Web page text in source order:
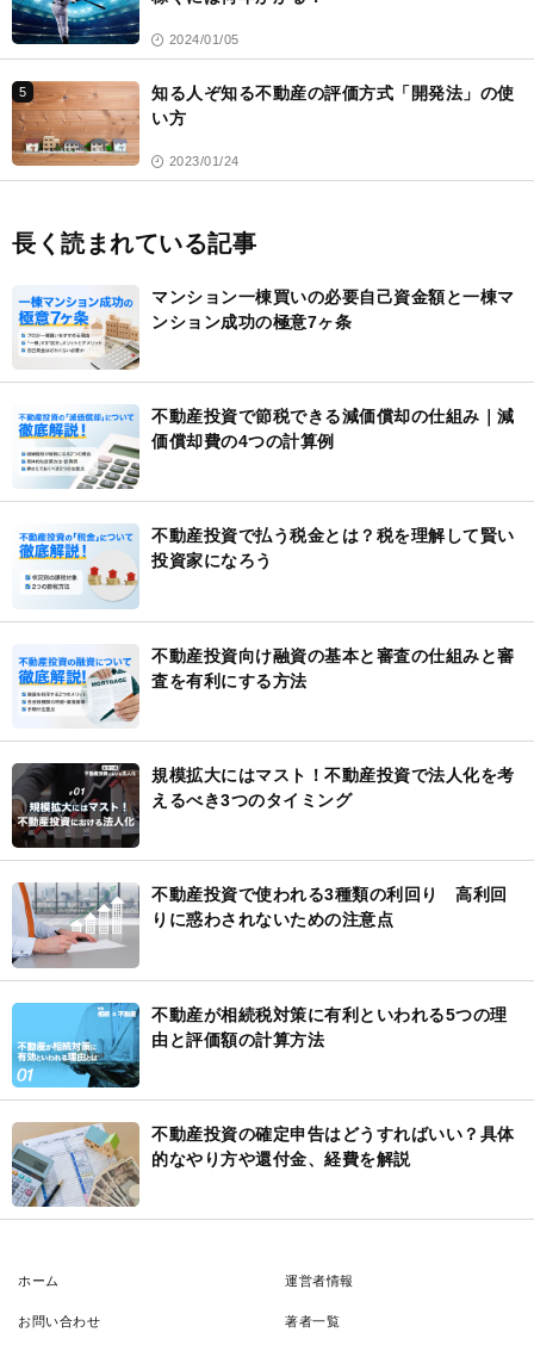
2024/01/05
5
知る人ぞ知る不動産の評価方式「開発法」の使
い方
2023/01/24
長く読まれている記事
マンション一棟買いの必要自己資金額と一棟マ
ンション成功の極意7ヶ条
不動産投資で節税できる減価償却の仕組み｜減
価償却費の4つの計算例
不動産投資で払う税金とは？税を理解して賢い
投資家になろう
不動産投資向け融資の基本と審査の仕組みと審
査を有利にする方法
規模拡大にはマスト！不動産投資で法人化を考
えるべき3つのタイミング
不動産投資で使われる3種類の利回り 高利回
りに惑わされないための注意点
不動産が相続税対策に有利といわれる5つの理
由と評価額の計算方法
不動産投資の確定申告はどうすればいい？具体
的なやり方や還付金、経費を解説
ホーム 運営者情報
お問い合わせ 著者一覧